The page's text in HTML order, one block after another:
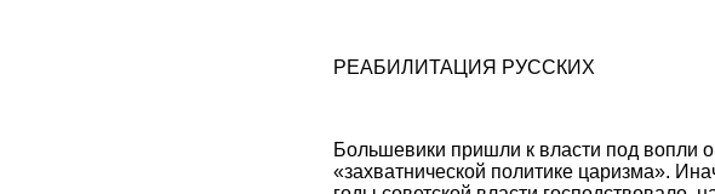
РЕАБИЛИТАЦИЯ РУССКИХ
Большевики пришли к власти под вопли
«захватнической политике царизма».